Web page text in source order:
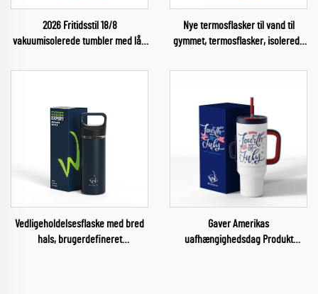
2026 Fritidsstil 18/8
vakuumisolerede tumbler med låg
Nye termosflasker til vand til
gymmet, termosflasker, isolerede
Vedligeholdelsesflaske med bred
hals, brugerdefineret
Gaver Amerikas
uafhængighedsdag Produkt